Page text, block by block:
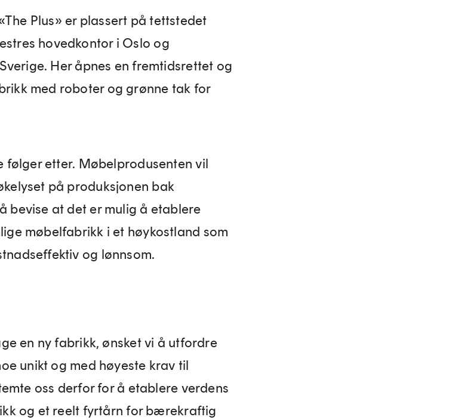
Plus» er plassert på tettstedet
hovedkontor i Oslo og
Her åpnes en fremtidsrettet og
med roboter og grønne tak for
følger etter. Møbelprodusenten vil
på produksjonen bak
bevise at det er mulig å etablere
møbelfabrikk i et høykostland som
og lønnsom.
en ny fabrikk, ønsket vi å utfordre
unikt og med høyeste krav til
oss derfor for å etablere verdens
og et reelt fyrtårn for bærekraftig